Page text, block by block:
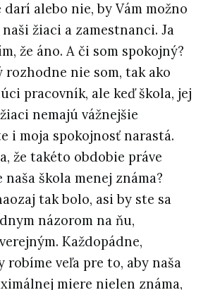
darí alebo nie, by Vám možno
žiaci a zamestnanci. Ja
že áno. A či som spokojný?
rozhodne nie som, tak ako
pracovník, ale keď škola, jej
nemajú vážnejšie
i moja spokojnosť narastá.
že takéto obdobie práve
naša škola menej známa?
tak bolo, asi by ste sa
názorom na ňu,
Každopádne,
robíme veľa pre to, aby naša
miere nielen známa,